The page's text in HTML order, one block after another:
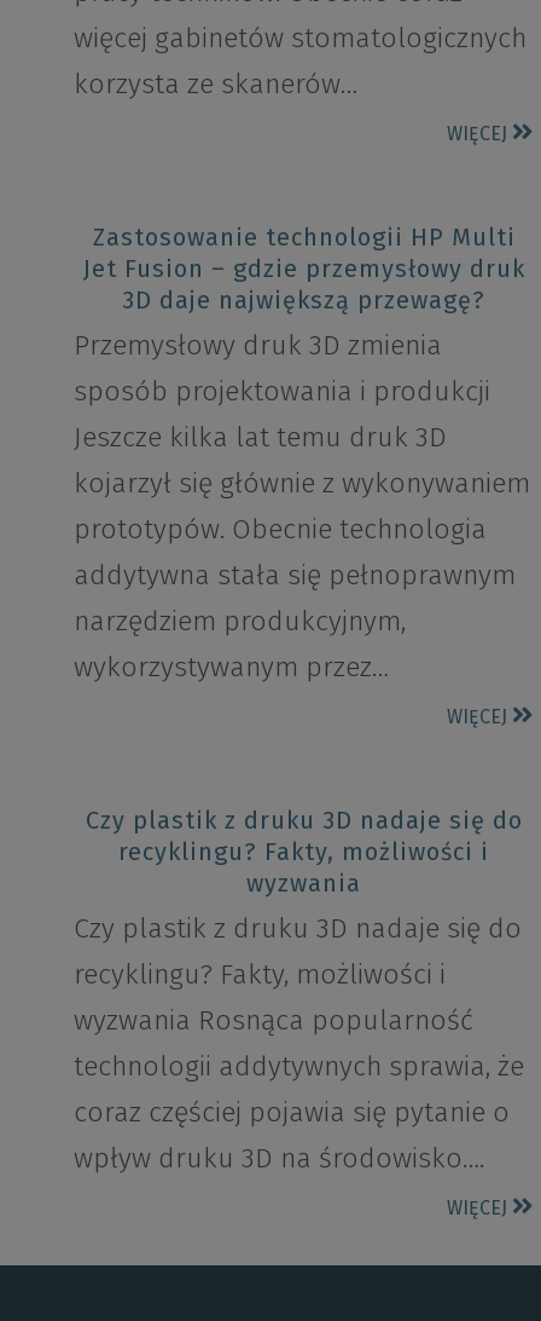
więcej gabinetów stomatologicznych
korzysta ze skanerów…
WIĘCEJ
Zastosowanie technologii HP Multi
Jet Fusion – gdzie przemysłowy druk
3D daje największą przewagę?
Przemysłowy druk 3D zmienia
sposób projektowania i produkcji
Jeszcze kilka lat temu druk 3D
kojarzył się głównie z wykonywaniem
prototypów. Obecnie technologia
addytywna stała się pełnoprawnym
narzędziem produkcyjnym,
wykorzystywanym przez…
WIĘCEJ
Czy plastik z druku 3D nadaje się do
recyklingu? Fakty, możliwości i
wyzwania
Czy plastik z druku 3D nadaje się do
recyklingu? Fakty, możliwości i
wyzwania Rosnąca popularność
technologii addytywnych sprawia, że
coraz częściej pojawia się pytanie o
wpływ druku 3D na środowisko….
WIĘCEJ